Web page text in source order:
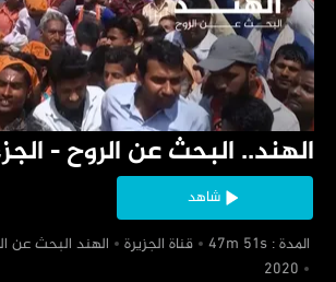
‏الهند.. البحث عن الروح - الجزء
شاهد
‏ المدة : 47m 51s
‏قناة الجزيرة ‏الهند البحث عن